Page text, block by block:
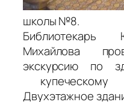
школы №8.
Библиотекарь
Михайлова
экскурсию по
купеческому
Двухэтажное